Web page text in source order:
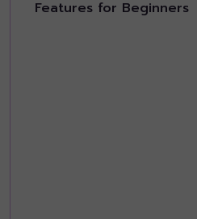
Features for Beginners